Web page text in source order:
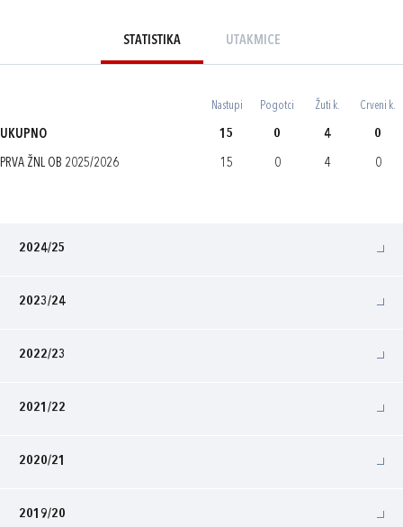
STATISTIKA UTAKMICE
Nastupi Pogotci Žuti k. Crveni k.
UKUPNO 15 0 4 0
PRVA ŽNL OB 2025/2026 15 0 4 0
2024/25
2023/24
2022/23
2021/22
2020/21
2019/20